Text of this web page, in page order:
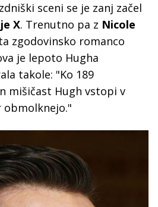
sceni se je zanj začel
X. Trenutno pa z Nicole
zgodovinsko romanco
je lepoto Hugha
takole: "Ko 189
mišičast Hugh vstopi v
obmolknejo."